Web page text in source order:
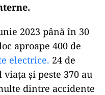
2023 până în 30
aproape 400 de
electrice. 24 de
și peste 370 au
dintre accidente